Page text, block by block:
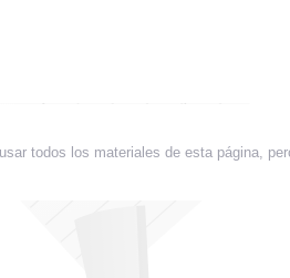
todos los materiales de esta página,